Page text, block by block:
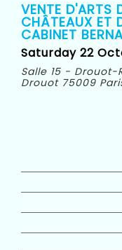
VENTE D'ARTS
CHÂTEAUX ET
CABINET
Saturday 22
Salle 15 -
Drouot 75009